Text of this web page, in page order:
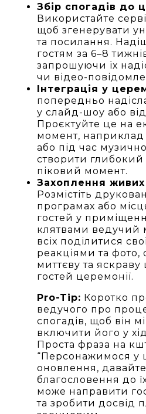
Збір спогадів до
Використайте
щоб згенерувати
та посилання.
гостям за 6–8
запрошуючи їх
чи відео-
Інтеграція у
попередньо
у слайд-шоу або
Проєктуйте це на
момент,
або під час
створити
піковий момент.
Захоплення живих
Розмістіть
програмах або
гостей у
клятвами ведучий
всіх поділитися
реакціями та фото,
миттєву та
гостей церемонії.
Pro-Tip: Коротко
ведучого про
спогадів, щоб він
включити його у
Проста фраза на
“Персонажимося у
оновлення,
благословення до
може направити
та зробити досвід